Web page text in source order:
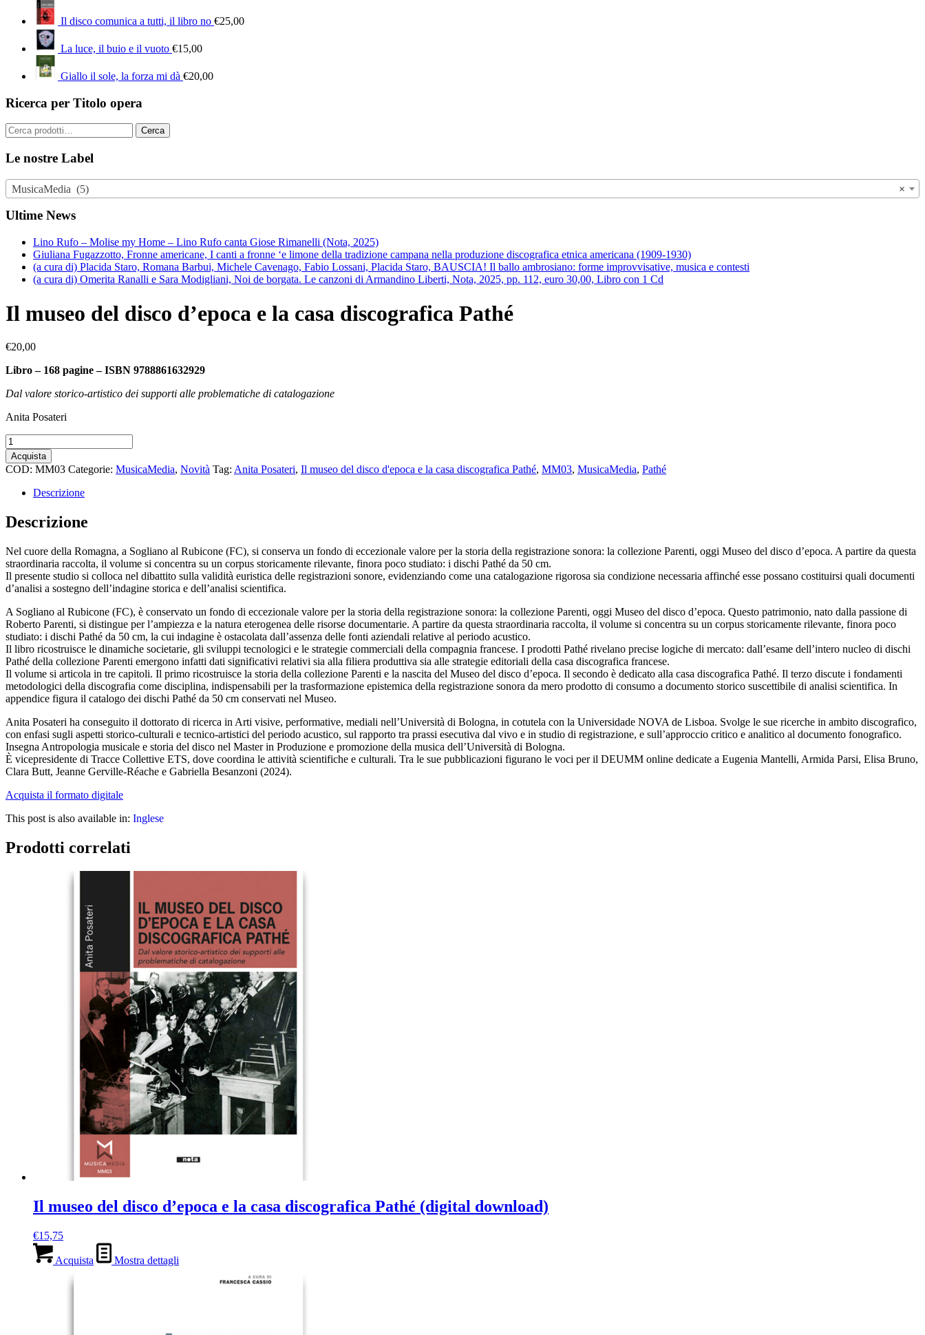
Il disco comunica a tutti, il libro no €25,00
La luce, il buio e il vuoto €15,00
Giallo il sole, la forza mi dà €20,00
Ricerca per Titolo opera
Cerca: Cerca
Le nostre Label
×
MusicaMedia (5)
Ultime News
Lino Rufo – Molise my Home – Lino Rufo canta Giose Rimanelli (Nota, 2025)
Giuliana Fugazzotto, Fronne americane, I canti a fronne ‘e limone della tradizione campana nella produzione discografica etnica americana (1909-1930)
(a cura di) Placida Staro, Romana Barbui, Michele Cavenago, Fabio Lossani, Placida Staro, BAUSCIA! Il ballo ambrosiano: forme improvvisative, musica e contesti
(a cura di) Omerita Ranalli e Sara Modigliani, Noi de borgata. Le canzoni di Armandino Liberti, Nota, 2025, pp. 112, euro 30,00, Libro con 1 Cd
Il museo del disco d’epoca e la casa discografica Pathé
€20,00
Libro – 168 pagine – ISBN 9788861632929
Dal valore storico-artistico dei supporti alle problematiche di catalogazione
Anita Posateri
Il
museo
del
disco
d’epoca
la
casa
Pathé
quantità
Acquista
COD: MM03 Categorie: MusicaMedia, Novità Tag: Anita Posateri, Il museo del disco d'epoca e la casa discografica Pathé, MM03, MusicaMedia, Pathé
Descrizione
Descrizione
Nel cuore della Romagna, a Sogliano al Rubicone (FC), si conserva un fondo di eccezionale valore per la storia della registrazione sonora: la collezione Parenti, oggi Museo del disco d’epoca. A partire da questa
straordinaria raccolta, il volume si concentra su un corpus storicamente rilevante, finora poco studiato: i dischi Pathé da 50 cm.
Il presente studio si colloca nel dibattito sulla validità euristica delle registrazioni sonore, evidenziando come una catalogazione rigorosa sia condizione necessaria affinché esse possano costituirsi quali documenti
d’analisi a sostegno dell’indagine storica e dell’analisi scientifica.
A Sogliano al Rubicone (FC), è conservato un fondo di eccezionale valore per la storia della registrazione sonora: la collezione Parenti, oggi Museo del disco d’epoca. Questo patrimonio, nato dalla passione di
Roberto Parenti, si distingue per l’ampiezza e la natura eterogenea delle risorse documentarie. A partire da questa straordinaria raccolta, il volume si concentra su un corpus storicamente rilevante, finora poco
studiato: i dischi Pathé da 50 cm, la cui indagine è ostacolata dall’assenza delle fonti aziendali relative al periodo acustico.
Il libro ricostruisce le dinamiche societarie, gli sviluppi tecnologici e le strategie commerciali della compagnia francese. I prodotti Pathé rivelano precise logiche di mercato: dall’esame dell’intero nucleo di dischi
Pathé della collezione Parenti emergono infatti dati significativi relativi sia alla filiera produttiva sia alle strategie editoriali della casa discografica francese.
Il volume si articola in tre capitoli. Il primo ricostruisce la storia della collezione Parenti e la nascita del Museo del disco d’epoca. Il secondo è dedicato alla casa discografica Pathé. Il terzo discute i fondamenti
metodologici della discografia come disciplina, indispensabili per la trasformazione epistemica della registrazione sonora da mero prodotto di consumo a documento storico suscettibile di analisi scientifica. In
appendice figura il catalogo dei dischi Pathé da 50 cm conservati nel Museo.
Anita Posateri ha conseguito il dottorato di ricerca in Arti visive, performative, mediali nell’Università di Bologna, in cotutela con la Universidade NOVA de Lisboa. Svolge le sue ricerche in ambito discografico,
con enfasi sugli aspetti storico-culturali e tecnico-artistici del periodo acustico, sul rapporto tra prassi esecutiva dal vivo e in studio di registrazione, e sull’approccio critico e analitico al documento fonografico.
Insegna Antropologia musicale e storia del disco nel Master in Produzione e promozione della musica dell’Università di Bologna.
È vicepresidente di Tracce Collettive ETS, dove coordina le attività scientifiche e culturali. Tra le sue pubblicazioni figurano le voci per il DEUMM online dedicate a Eugenia Mantelli, Armida Parsi, Elisa Bruno,
Clara Butt, Jeanne Gerville-Réache e Gabriella Besanzoni (2024).
Acquista il formato digitale
This post is also available in: Inglese
Prodotti correlati
Il museo del disco d’epoca e la casa discografica Pathé (digital download)
€15,75
Acquista Mostra dettagli